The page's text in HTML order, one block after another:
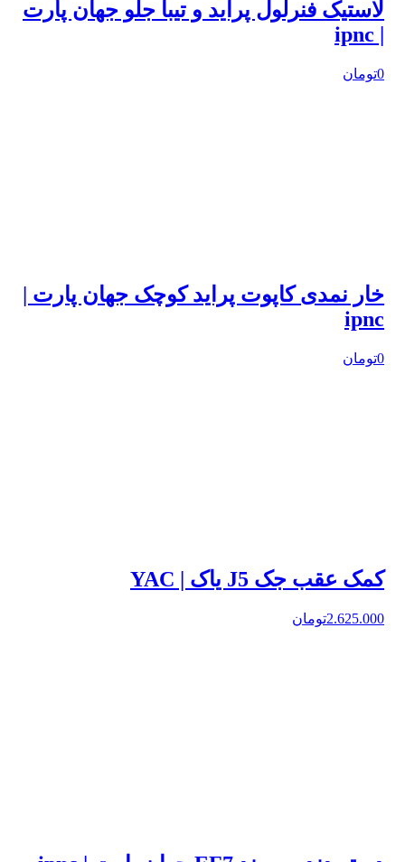
لاستیک فنرلول پراید و تیبا جلو جهان پارت
| ipnc
0تومان
خار نمدی کاپوت پراید کوچک جهان پارت |
ipnc
0تومان
کمک عقب جک J5 یاک | YAC
2.625.000تومان